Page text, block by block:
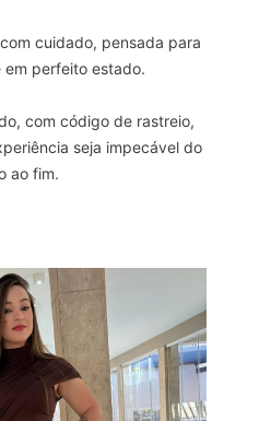
cuidado, pensada para
perfeito estado.
com código de rastreio,
seja impecável do
ao fim.